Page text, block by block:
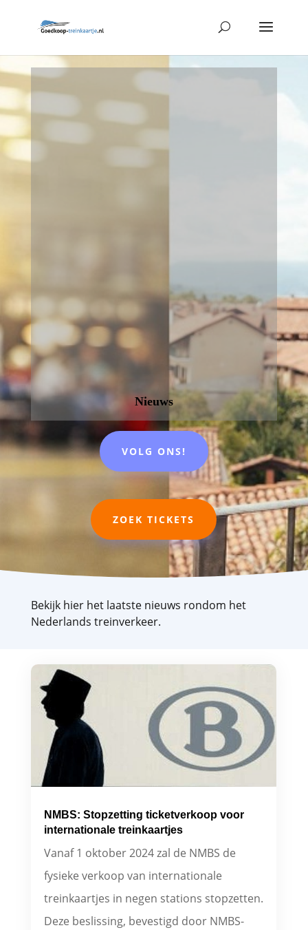
Nieuws
VOLG ONS!
ZOEK TICKETS
Bekijk hier het laatste nieuws rondom het
Nederlands treinverkeer.
NMBS: Stopzetting ticketverkoop voor
internationale treinkaartjes
Vanaf 1 oktober 2024 zal de NMBS de
fysieke verkoop van internationale
treinkaartjes in negen stations stopzetten.
Deze beslissing, bevestigd door NMBS-